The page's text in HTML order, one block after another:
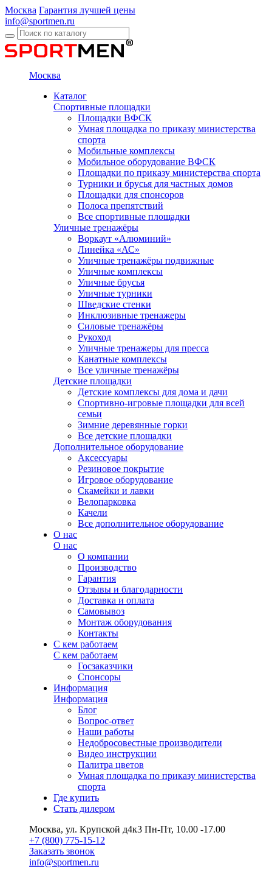
Москва Гарантия лучшей цены
info@sportmen.ru
Москва
Каталог
Спортивные площадки
Площадки ВФСК
Умная площадка по приказу министерства
спорта
Мобильные комплексы
Мобильное оборудование ВФСК
Площадки по приказу министерства спорта
Турники и брусья для частных домов
Площадки для спонсоров
Полоса препятствий
Все спортивные площадки
Уличные тренажёры
Воркаут «Алюминий»
Линейка «АС»
Уличные тренажёры подвижные
Уличные комплексы
Уличные брусья
Уличные турники
Шведские стенки
Инклюзивные тренажеры
Силовые тренажёры
Рукоход
Уличные тренажеры для пресса
Канатные комплексы
Все уличные тренажёры
Детские площадки
Детские комплексы для дома и дачи
Спортивно-игровые площадки для всей
семьи
Зимние деревянные горки
Все детские площадки
Дополнительное оборудование
Аксессуары
Резиновое покрытие
Игровое оборудование
Скамейки и лавки
Велопарковка
Качели
Все дополнительное оборудование
О нас
О нас
О компании
Производство
Гарантия
Отзывы и благодарности
Доставка и оплата
Самовывоз
Монтаж оборудования
Контакты
С кем работаем
С кем работаем
Госзаказчики
Спонсоры
Информация
Информация
Блог
Вопрос-ответ
Наши работы
Недобросовестные производители
Видео инструкции
Палитра цветов
Умная площадка по приказу министерства
спорта
Где купить
Стать дилером
Москва, ул. Крупской д4к3 Пн-Пт, 10.00 -17.00
+7 (800) 775-15-12
Заказать звонок
info@sportmen.ru